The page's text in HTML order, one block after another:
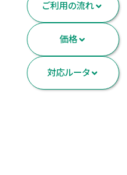
ご利用の流れ
価格
対応ルータ